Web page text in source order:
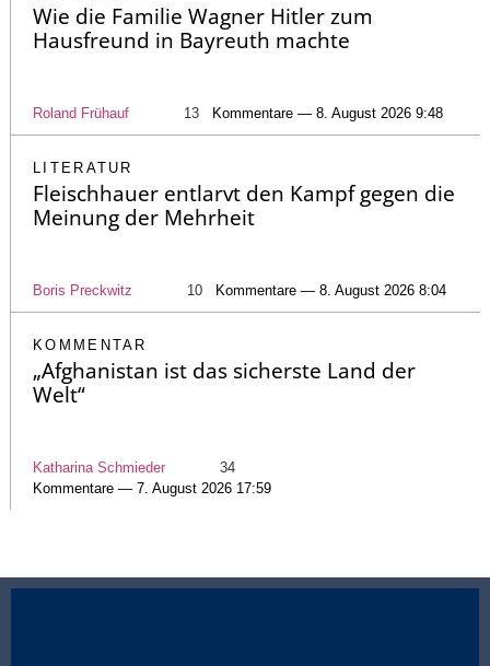
Wie die Familie Wagner Hitler zum
Hausfreund in Bayreuth machte
Roland Frühauf 13 Kommentare — 8. August 2026 9:48
LITERATUR
Fleischhauer entlarvt den Kampf gegen die
Meinung der Mehrheit
Boris Preckwitz 10 Kommentare — 8. August 2026 8:04
KOMMENTAR
„Afghanistan ist das sicherste Land der
Welt“
Katharina Schmieder
34
Kommentare — 7. August 2026 17:59